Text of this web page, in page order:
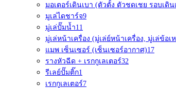
มอเตอร์เดินเบา (ตัวตั้ง ตัวชดเชย รอบเดิน
มูเล่ไดชาร์จ9
มู่เล่ปั๊มน้ำ11
มู่เล่หน้าเครื่อง (มู่เล่ย์หน้าเครื่อง, มู่เล่ข้อเ
แมพ เซ็นเซอร์ (เซ็นเซอร์อากาศ)17
รางหัวฉีด + เรกกูเลเตอร์32
รีเลย์ปั๊มติ๊ก1
เรกกูเลเตอร์7